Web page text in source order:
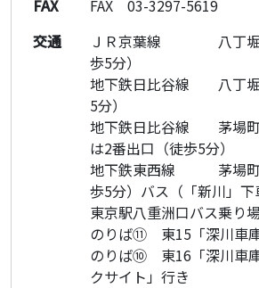
FAX
FAX 03-3297-5619
交通
ＪＲ京葉線 八丁堀
歩5分）
地下鉄日比谷線 八丁堀
5分）
地下鉄日比谷線 茅場町
は2番出口（徒歩5分）
地下鉄東西線 茅場町
歩5分）バス（「新川」下
東京駅八重洲口バス乗り
のりば⑪ 東15「深川車
のりば⑩ 東16「深川車
クサイト」行き